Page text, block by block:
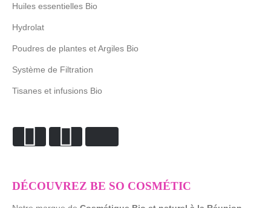
Huiles essentielles Bio
Hydrolat
Poudres de plantes et Argiles Bio
Système de Filtration
Tisanes et infusions Bio
DÉCOUVREZ BE SO COSMÉTIC